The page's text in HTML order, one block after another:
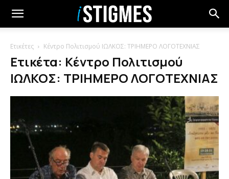
Ετικέτες Κέντρο Πολιτισμού ΙΩΛΚΟΣ: ΤΡΙΗΜΕΡΟ ΛΟΓΟΤΕΧΝΙΑΣ
Ετικέτα: Κέντρο Πολιτισμού
ΙΩΛΚΟΣ: ΤΡΙΗΜΕΡΟ ΛΟΓΟΤΕΧΝΙΑΣ